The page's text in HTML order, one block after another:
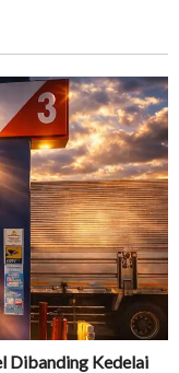
Dibanding Kedelai